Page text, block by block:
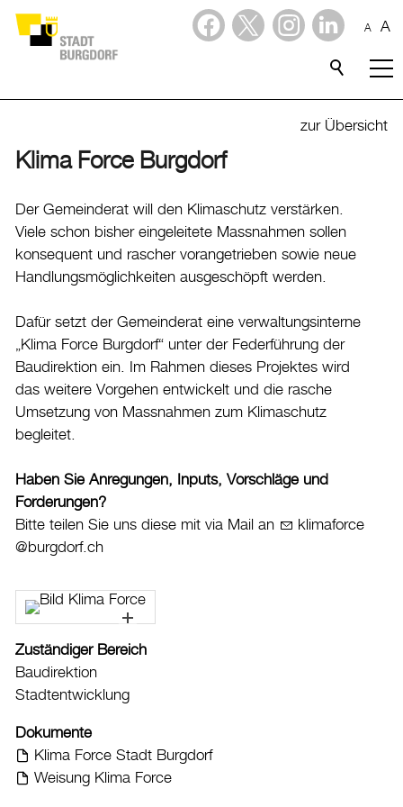
A A
Verwaltung & Politik
Verwaltung
Stadtverwaltung
Organigramm
Onlineschalter
Dienstleistungen
Formulare
Datenschutz
Jobs & Karriere
Politik
Wirtschaft
Aktuelles
Burgdorf baut
Veranstaltungskalender
Stadtplan
zur Übersicht
Klima Force Burgdorf
Der Gemeinderat will den Klimaschutz verstärken.
Viele schon bisher eingeleitete Massnahmen sollen
konsequent und rascher vorangetrieben sowie neue
Handlungsmöglichkeiten ausgeschöpft werden.
Dafür setzt der Gemeinderat eine verwaltungsinterne
„Klima Force Burgdorf“ unter der Federführung der
Baudirektion ein. Im Rahmen dieses Projektes wird
das weitere Vorgehen entwickelt und die rasche
Umsetzung von Massnahmen zum Klimaschutz
begleitet.
Haben Sie Anregungen, Inputs, Vorschläge und
Forderungen?
Bitte teilen Sie uns diese mit via Mail an
kl m f rc
b
rgd rf ch
Zuständiger Bereich
Baudirektion
Stadtentwicklung
Dokumente
Klima Force Stadt Burgdorf
Weisung Klima Force